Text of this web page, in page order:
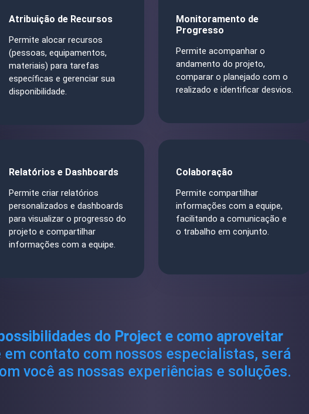
Atribuição de Recursos
Permite alocar recursos
(pessoas, equipamentos,
materiais) para tarefas
específicas e gerenciar sua
disponibilidade.
Monitoramento de
Progresso
Permite acompanhar o
andamento do projeto,
comparar o planejado com o
realizado e identificar desvios.
Relatórios e Dashboards
Permite criar relatórios
personalizados e dashboards
para visualizar o progresso do
projeto e compartilhar
informações com a equipe.
Colaboração
Permite compartilhar
informações com a equipe,
facilitando a comunicação e
o trabalho em conjunto.
do Project e como aproveitar
em contato com nossos especialistas, será
você as nossas experiências e soluções.